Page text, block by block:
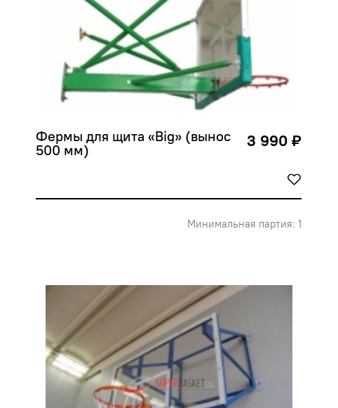
Фермы для щита «Big» (вынос
500 мм)
3 990 ₽
Минимальная партия: 1